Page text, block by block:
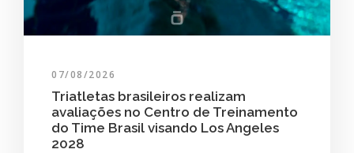
07/08/2026
Triatletas brasileiros realizam
avaliações no Centro de Treinamento
do Time Brasil visando Los Angeles
2028